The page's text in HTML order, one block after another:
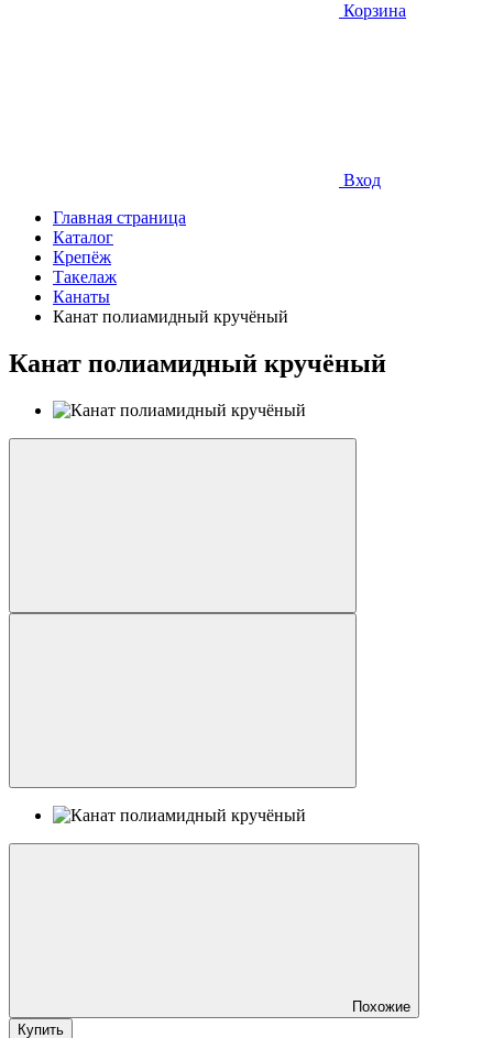
Корзина
Вход
Главная страница
Каталог
Крепёж
Такелаж
Канаты
Канат полиамидный кручёный
Канат полиамидный кручёный
Похожие
Купить